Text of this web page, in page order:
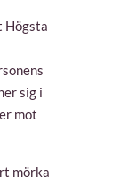
Högsta
sig i
mot
mörka